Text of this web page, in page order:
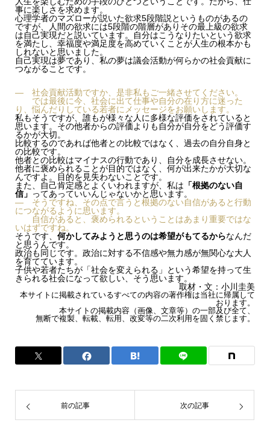
事に楽しさを求めます。
心理学者のマズローが説いた欲求5段階説というものがあるの
ですが、人間の欲求には5段階の階層がありその最上級の欲求
は自己実現だと説いています。自分はこうなりたいという欲求
を満たし、幸福度や満足度を高めていくことが人生の根本かも
しれないと思いました。
自己実現は夢であり、私の夢は議会活動が何らかの社会貢献に
つながることです。
— 社会貢献活動ですか、是非私もご一緒させてください。
では最後に今、社会に出て仕事や自分の在り方に迷った
り、悩んだりしている若者にメッセージをお願いします。
私もそうですが、誰もが様々な人に多様な評価をされていると
思います。その他者からの評価よりも自分が自分をどう評価す
るかが大切。
比較するのであれば他者との比較ではなく、過去の自分自身と
の比較です。
他者との比較はマイナスの行動であり、自分を成長させない。
他者に褒められることが目的ではなく、何が出来たかが大切な
んですよ。目的を見失わないことです。
また、自己肯定感とよくいわれますが、私は 「根拠のない自
信」 ってあっていいんじゃないかと思います。
— そうですね、その点で言うと根拠のない自信があると行動
につながるように思います。
自信があると、褒められるということはあまり重要ではな
いはずですね。
そうです、 何かしてみようと思うのは希望がもてるからなんだ
と思うんです。
政治も同じです。政治に対する不信感や無力感が無関心な大人
を育てています。
子供や若者たちが「社会を変えられる」という希望を持って生
きられる社会になって欲しい、そう思います。
取材・文：小川圭美
本サイトに掲載されているすべての内容の著作権は当社に帰属して
おります。
本サイトの掲載内容（画像、文章等）の一部及び全て、
無断で複製、転載、転用、改変等の二次利用を固く禁じます。
前の記事 次の記事
自分を信じる力とポジティブがもたらす効果。中央区
議会議員 山本りえさん に聞く、しなやかに生きるヒ
ント。
正解はないからこそ、批判ではなく提案を。
万人に好かれようとはしない、嫌われる覚悟も必要。